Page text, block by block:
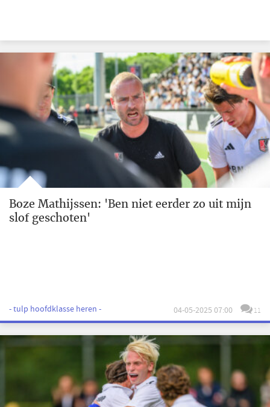
Boze Mathijssen: 'Ben niet eerder zo uit mijn
slof geschoten'
- tulp hoofdklasse heren - 04-05-2025 07:00 11